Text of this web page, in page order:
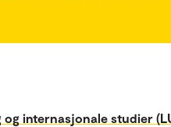
internasjonale studier